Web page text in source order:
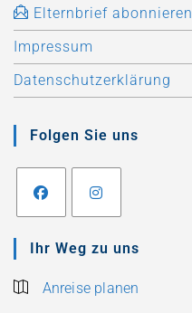
Elternbrief abonnieren
Impressum
Datenschutzerklärung
Folgen Sie uns
Ihr Weg zu uns
Anreise planen